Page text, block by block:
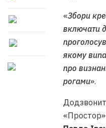
«Збори
включати
якому
про
рогами».
«Простор»